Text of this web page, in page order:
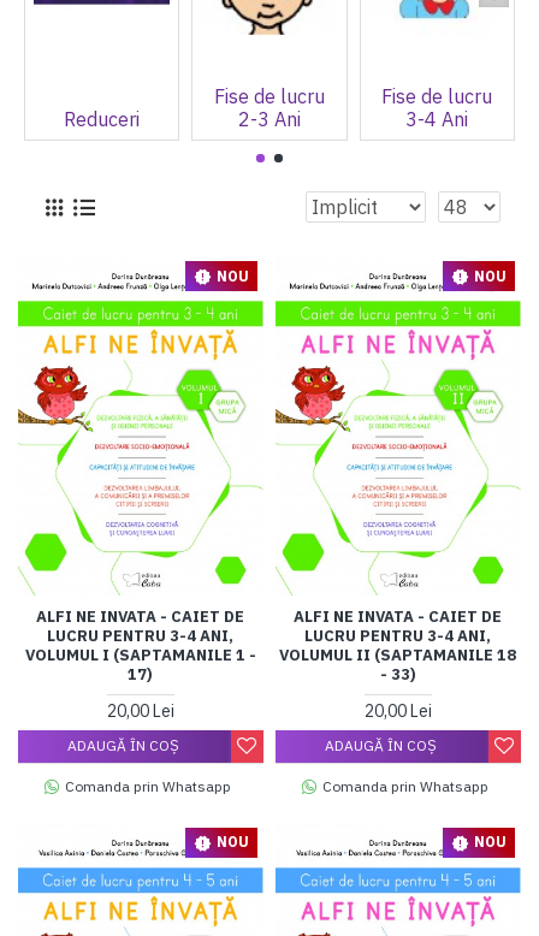
Reduceri
Fise de lucru
2-3 Ani
Fise de lucru
3-4 Ani
NOU
ALFI NE INVATA - CAIET DE
LUCRU PENTRU 3-4 ANI,
VOLUMUL I (SAPTAMANILE 1 -
17)
20,00 Lei
ADAUGĂ ÎN COŞ
Comanda prin Whatsapp
NOU
ALFI NE INVATA - CAIET DE
LUCRU PENTRU 3-4 ANI,
VOLUMUL II (SAPTAMANILE 18
- 33)
20,00 Lei
ADAUGĂ ÎN COŞ
Comanda prin Whatsapp
NOU NOU